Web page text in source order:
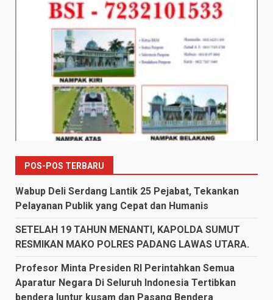
POS-POS TERBARU
Wabup Deli Serdang Lantik 25 Pejabat, Tekankan
Pelayanan Publik yang Cepat dan Humanis
SETELAH 19 TAHUN MENANTI, KAPOLDA SUMUT
RESMIKAN MAKO POLRES PADANG LAWAS UTARA.
Profesor Minta Presiden RI Perintahkan Semua
Aparatur Negara Di Seluruh Indonesia Tertibkan
bendera luntur kusam dan Pasang Bendera